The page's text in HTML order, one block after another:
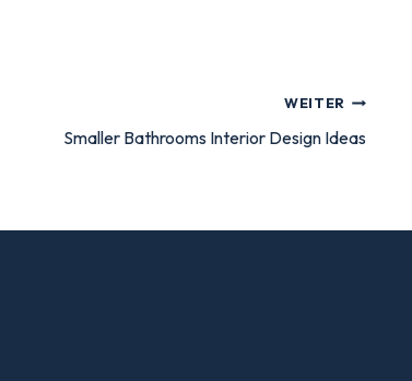
WEITER
Smaller Bathrooms Interior Design Ideas